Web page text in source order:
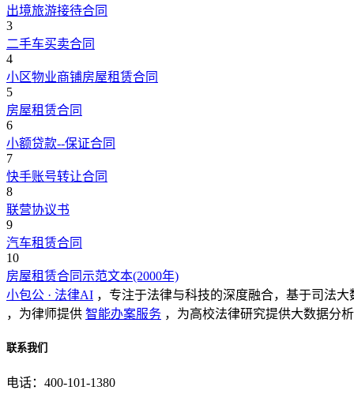
出境旅游接待合同
3
二手车买卖合同
4
小区物业商铺房屋租赁合同
5
房屋租赁合同
6
小额贷款--保证合同
7
快手账号转让合同
8
联营协议书
9
汽车租赁合同
10
房屋租赁合同示范文本(2000年)
小包公 · 法律AI ，专注于法律与科技的深度融合，基于司法
，为律师提供 智能办案服务 ，为高校法律研究提供大数据分
联系我们
电话：400-101-1380